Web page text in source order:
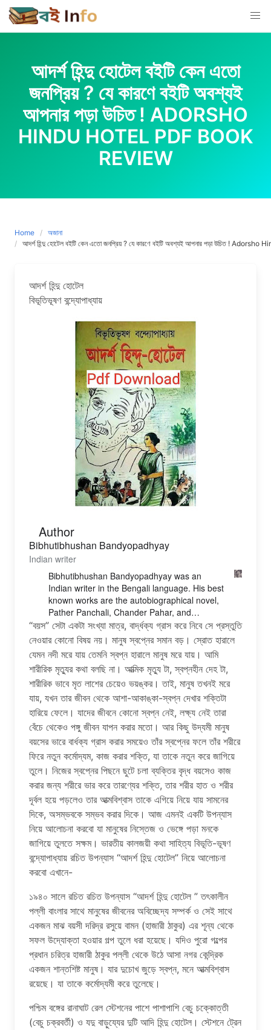
Skip
to
content
আদর্শ হিন্দু হোটেল বইটি কেন এতো
জনপ্রিয় ? যে কারণে বইটি অবশ্যই
আপনার পড়া উচিত ! ADORSHO
HINDU HOTEL PDF BOOK
REVIEW
Home
অজানা
আদর্শ হিন্দু হোটেল বইটি কেন এতো জনপ্রিয় ? যে কারণে বইটি অবশ্যই আপনার পড়া উচিত !
আদর্শ হিন্দু হোটেল
বিভূতিভূষণ বন্দ্যোপাধ্যায়
Author
Bibhutibhushan Bandyopadhyay
Indian writer
Bibhutibhushan Bandyopadhyay was an
Indian writer in the Bengali language. His best
known works are the autobiographical novel,
Pather Panchali, Chander Pahar, and
Aranyak.Wikipedia
“বয়স” সেটা একটা সংখ্যা মাত্র, বার্দ্ধক্য গ্রাস করে নিবে সে প্রস্তুতি
নেওয়ার কোনো বিষয় নয়। মানুষ স্বপ্নের সমান বড়। স্রোত হারালে
যেমন নদী মরে যায় তেমনি স্বপ্ন হারালে মানুষ মরে যায়। আমি
শারীরিক মৃত্যুর কথা বলছি না। আত্মিক মৃত্যু টা, স্বপ্নহীন দেহ টা,
শারীরিক ভাবে মৃত লাশের চেয়েও ভয়ঙ্কর। তাই, মানুষ তখনই মরে
যায়, যখন তার জীবন থেকে আশা-আকাঙ্কা-স্বপ্ন দেখার শক্তিটা
হারিয়ে ফেলে। যাদের জীবনে কোনো স্বপ্ন নেই, লক্ষ্য নেই তারা
বেঁচে থেকেও পঙ্গু জীবন যাপন করার মতো। আর কিছু উদ্যমী মানুষ
বয়সের ভারে বার্ধক্য গ্রাস করার সময়েও তাঁর স্বপ্নের ফলে তাঁর শরীরে
ফিরে নতুন কর্মোদ্যম, কাজ করার শক্তি, যা তাকে নতুন করে জাগিয়ে
তুলে। নিজের স্বপ্নের পিছনে ছুটে চলা ব্যক্তির বৃদ্ধ বয়সেও কাজ
করার জন্য শরীরে ভার করে তারণ্যের শক্তি, তার শরীর হাত ও শরীর
দূর্বল হয়ে পড়লেও তার আত্মবিশ্বাস তাকে এগিয়ে নিয়ে যায় সামনের
দিকে, অসম্ভবকে সম্ভব করার দিকে। আজ এমনই একটি উপন্যাস
নিয়ে আলোচনা করবো যা মানুষের নিস্তেজ ও ভেঙ্গে পড়া মনকে
জাগিয়ে তুলতে সক্ষম। ভারতীয় কালজয়ী কথা সাহিত্য বিভূতি-ভূষণ
বন্দ্যোপাধ্যায় রচিত উপন্যাস “আদর্শ হিন্দু হোটেল” নিয়ে আলোচনা
করবো এখানে-
১৯৪০ সালে রচিত রচিত উপন্যাস “আদর্শ হিন্দু হোটেল ” তৎকালীন
পল্লী বাংলার সাথে মানুষের জীবনের অবিচ্ছেদ্য সম্পর্ক ও সেই সাথে
একজন মাঝ বয়সী দরিদ্র রসুয়ে বামন (হাজারী ঠাকুর) এর শূন্য থেকে
সফল উদ্যোক্তা হওয়ার গল্প তুলে ধরা হয়েছে। যদিও পুরো গল্পের
প্রধান চরিত্র হাজারী ঠাকুর পল্লী থেকে উঠে আসা নগর কেন্দ্রিক
একজন শান্তশিষ্ট মানুষ। যার দুচোখ জুড়ে স্বপ্ন, মনে আত্মবিশ্বাস
রয়েছে। যা তাকে কর্মোদ্যমী করে তুলেছে।
পশ্চিম বঙ্গের রানাঘাট রেল স্টেশনের পাশে পাশাপাশি বেচু চক্কোত্তী
(বেচু চক্রবর্তী) ও যদু বাড়ুয্যের দুটি আদি হিন্দু হোটেল। স্টেশনে ট্রেন